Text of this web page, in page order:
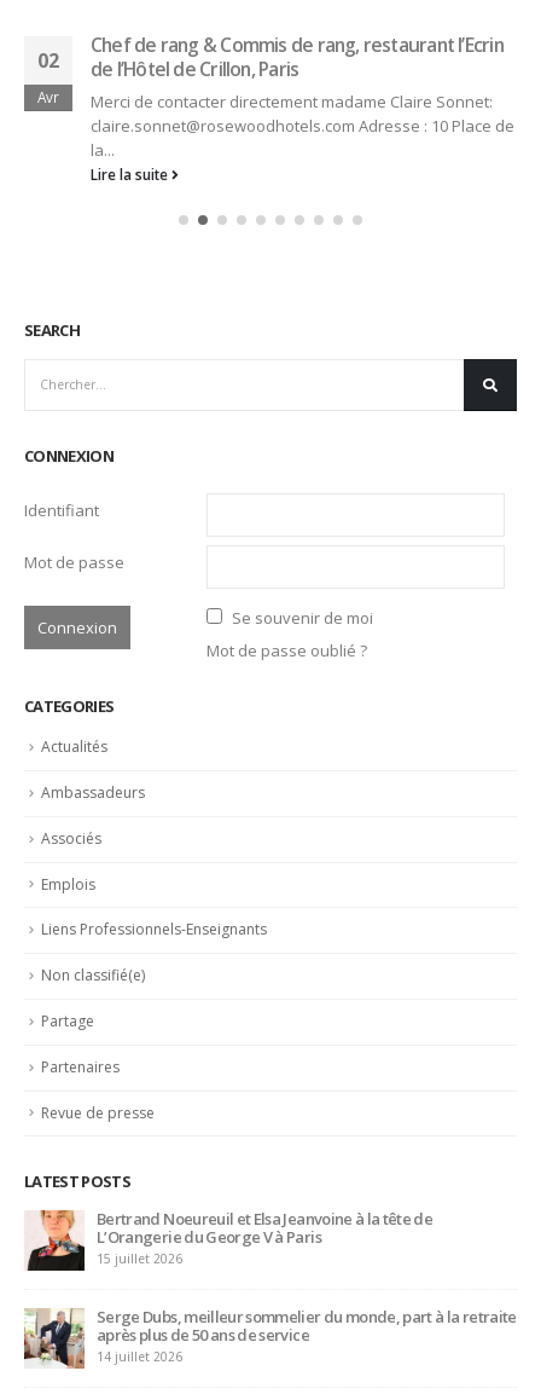
02
Avr
Chef de rang & Commis de rang, restaurant l’Ecrin
de l’Hôtel de Crillon, Paris
Merci de contacter directement madame Claire Sonnet:
claire.sonnet@rosewoodhotels.com Adresse : 10 Place de
la...
Lire la suite
SEARCH
CONNEXION
Identifiant
Mot de passe
Se souvenir de moi
Mot de passe oublié ?
CATEGORIES
Actualités
Ambassadeurs
Associés
Emplois
Liens Professionnels-Enseignants
Non classifié(e)
Partage
Partenaires
Revue de presse
LATEST POSTS
Bertrand Noeureuil et Elsa Jeanvoine à la tête de
L’Orangerie du George V à Paris
15 juillet 2026
Serge Dubs, meilleur sommelier du monde, part à la retraite
après plus de 50 ans de service
14 juillet 2026